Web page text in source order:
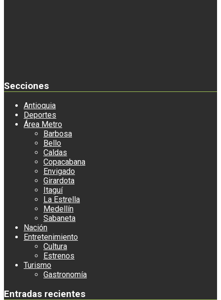
Secciones
Antioquia
Deportes
Área Metro
Barbosa
Bello
Caldas
Copacabana
Envigado
Girardota
Itaguí
La Estrella
Medellín
Sabaneta
Nación
Entretenimiento
Cultura
Estrenos
Turismo
Gastronomía
Entradas recientes